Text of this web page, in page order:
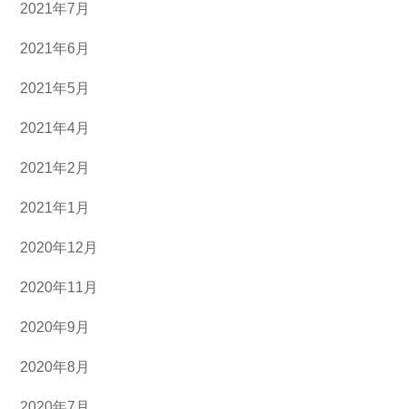
2021年7月
2021年6月
2021年5月
2021年4月
2021年2月
2021年1月
2020年12月
2020年11月
2020年9月
2020年8月